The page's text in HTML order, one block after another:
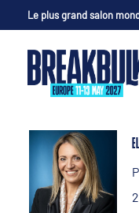
Le plus grand salon